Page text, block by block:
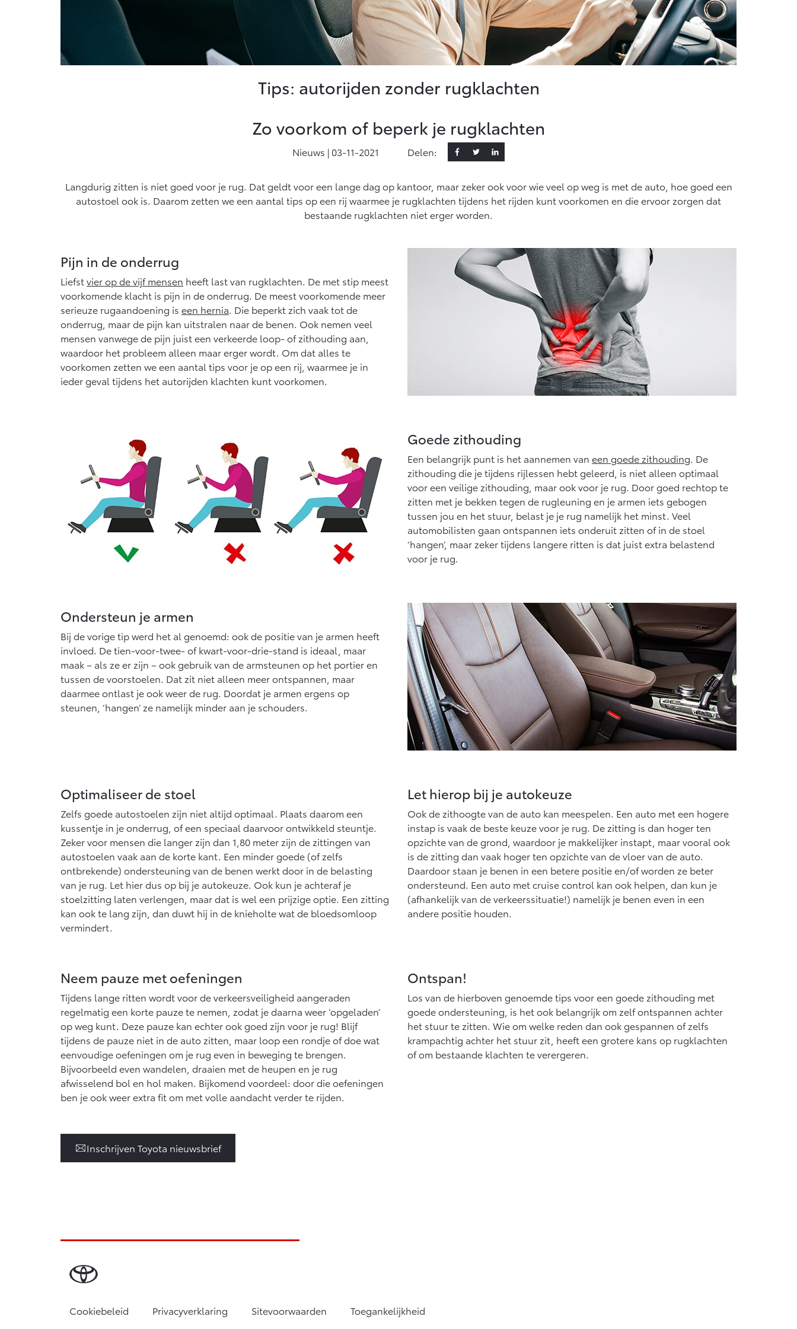
Documentatie (SIL)
Connected
MyToyota login
Abonnementen
Navigatie updates
Tips: autorijden zonder rugklachten
Zo voorkom of beperk je rugklachten
Nieuws | 03-11-2021 Delen:
Langdurig zitten is niet goed voor je rug. Dat geldt voor een lange dag op kantoor, maar zeker ook voor wie veel op weg is met de auto, hoe goed een
autostoel ook is. Daarom zetten we een aantal tips op een rij waarmee je rugklachten tijdens het rijden kunt voorkomen en die ervoor zorgen dat
bestaande rugklachten niet erger worden.
Pijn in de onderrug
Liefstvier op de vijf mensen heeft last van rugklachten. De met stip meest
voorkomende klacht is pijn in de onderrug. De meest voorkomende meer
serieuze rugaandoening is een hernia. Die beperkt zich vaak tot de
onderrug, maar de pijn kan uitstralen naar de benen. Ook nemen veel
mensen vanwege de pijn juist een verkeerde loop- of zithouding aan,
waardoor het probleem alleen maar erger wordt. Om dat alles te
voorkomen zetten we een aantal tips voor je op een rij, waarmee je in
ieder geval tijdens het autorijden klachten kunt voorkomen.
Goede zithouding
Een belangrijk punt is het aannemen van een goede zithouding. De
zithouding die je tijdens rijlessen hebt geleerd, is niet alleen optimaal
voor een veilige zithouding, maar ook voor je rug. Door goed rechtop te
zitten met je bekken tegen de rugleuning en je armen iets gebogen
tussen jou en het stuur, belast je je rug namelijk het minst. Veel
automobilisten gaan ontspannen iets onderuit zitten of in de stoel
‘hangen’, maar zeker tijdens langere ritten is dat juist extra belastend
voor je rug.
Ondersteun je armen
Bij de vorige tip werd het al genoemd: ook de positie van je armen heeft
invloed. De tien-voor-twee- of kwart-voor-drie-stand is ideaal, maar
maak – als ze er zijn – ook gebruik van de armsteunen op het portier en
tussen de voorstoelen. Dat zit niet alleen meer ontspannen, maar
daarmee ontlast je ook weer de rug. Doordat je armen ergens op
steunen, ‘hangen’ ze namelijk minder aan je schouders.
Optimaliseer de stoel
Zelfs goede autostoelen zijn niet altijd optimaal. Plaats daarom een
kussentje in je onderrug, of een speciaal daarvoor ontwikkeld steuntje.
Zeker voor mensen die langer zijn dan 1,80 meter zijn de zittingen van
autostoelen vaak aan de korte kant. Een minder goede (of zelfs
ontbrekende) ondersteuning van de benen werkt door in de belasting
van je rug. Let hier dus op bij je autokeuze. Ook kun je achteraf je
stoelzitting laten verlengen, maar dat is wel een prijzige optie. Een zitting
kan ook te lang zijn, dan duwt hij in de knieholte wat de bloedsomloop
vermindert.
Let hierop bij je autokeuze
Ook de zithoogte van de auto kan meespelen. Een auto met een hogere
instap is vaak de beste keuze voor je rug. De zitting is dan hoger ten
opzichte van de grond, waardoor je makkelijker instapt, maar vooral ook
is de zitting dan vaak hoger ten opzichte van de vloer van de auto.
Daardoor staan je benen in een betere positie en/of worden ze beter
ondersteund. Een auto met cruise control kan ook helpen, dan kun je
(afhankelijk van de verkeerssituatie!) namelijk je benen even in een
andere positie houden.
Neem pauze met oefeningen
Tijdens lange ritten wordt voor de verkeersveiligheid aangeraden
regelmatig een korte pauze te nemen, zodat je daarna weer ‘opgeladen’
op weg kunt. Deze pauze kan echter ook goed zijn voor je rug! Blijf
tijdens de pauze niet in de auto zitten, maar loop een rondje of doe wat
eenvoudige oefeningen om je rug even in beweging te brengen.
Bijvoorbeeld even wandelen, draaien met de heupen en je rug
afwisselend bol en hol maken. Bijkomend voordeel: door die oefeningen
ben je ook weer extra fit om met volle aandacht verder te rijden.
Ontspan!
Los van de hierboven genoemde tips voor een goede zithouding met
goede ondersteuning, is het ook belangrijk om zelf ontspannen achter
het stuur te zitten. Wie om welke reden dan ook gespannen of zelfs
krampachtig achter het stuur zit, heeft een grotere kans op rugklachten
of om bestaande klachten te verergeren.
Inschrijven Toyota nieuwsbrief
Cookiebeleid Privacyverklaring Sitevoorwaarden Toegankelijkheid